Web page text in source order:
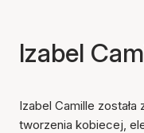
Izabel
Izabel Camille
tworzenia kobiecej,